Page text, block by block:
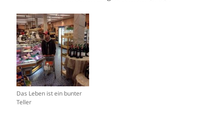
Das Leben ist ein bunter
Teller